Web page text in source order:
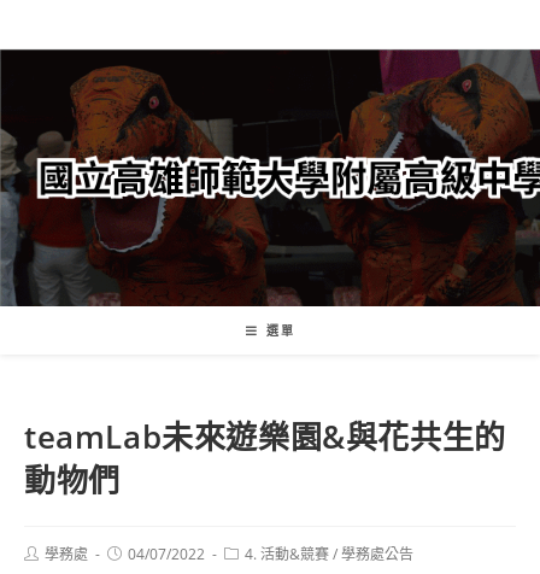
轉
要
內
容
選單
teamLab未來遊樂園&與花共生的
動物們
Post學務處
Post04/07/2022
Post4. 活動&競賽/學務處公告